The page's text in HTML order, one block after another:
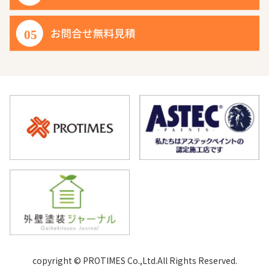
copyright © PROTIMES Co.,Ltd.All Rights Reserved.